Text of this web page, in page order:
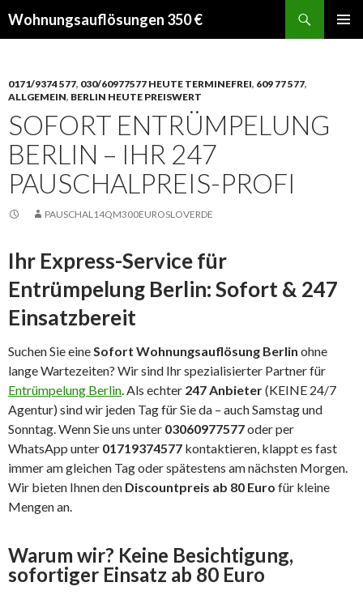
Wohnungsauflösungen 350 €
0171/9374 577, 030/60977577 HEUTE TERMINEFREI, 609 77 577,
ALLGEMEIN, BERLIN HEUTE PREISWERT
SOFORT ENTRÜMPELUNG
BERLIN – IHR 247
PAUSCHALPREIS-PROFI
PAUSCHAL14QM300EUROSLOVERDE
Ihr Express-Service für
Entrümpelung Berlin: Sofort & 247
Einsatzbereit
Suchen Sie eineSofort Wohnungsauflösung Berlin ohne
lange Wartezeiten? Wir sind Ihr spezialisierter Partner für
Entrümpelung Berlin. Als echter 247 Anbieter(KEINE 24/7
Agentur) sind wir jeden Tag für Sie da – auch Samstag und
Sonntag. Wenn Sie uns unter 03060977577oder per
WhatsApp unter 01719374577 kontaktieren, klappt es fast
immer am gleichen Tag oder spätestens am nächsten Morgen.
Wir bieten Ihnen den Discountpreis ab 80 Euro für kleine
Mengen an.
Warum wir? Keine Besichtigung,
sofortiger Einsatz ab 80 Euro